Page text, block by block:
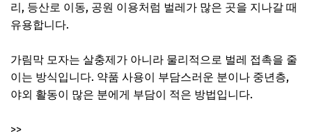
리, 등산로 이동, 공원 이용처럼 벌레가 많은 곳을 지나갈 때
유용합니다.
가림막 모자는 살충제가 아니라 물리적으로 벌레 접촉을 줄
이는 방식입니다. 약품 사용이 부담스러운 분이나 중년층,
야외 활동이 많은 분에게 부담이 적은 방법입니다.
>>